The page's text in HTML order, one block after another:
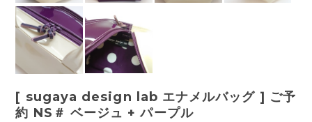
[ sugaya design lab エナメルバッグ ] ご予
約 NS＃ ベージュ + パープル